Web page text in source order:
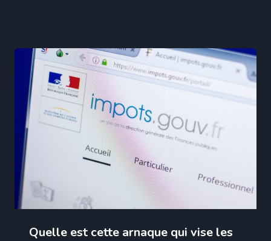
Quelle est cette arnaque qui vise les